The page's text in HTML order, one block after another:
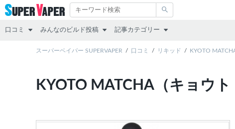
口コミ
スターターキット
みんなのビルド投稿
RDA
記事カテゴリー
その他
スーパーベイパー SUPERVAPER 口コミ リキッド KYOTO
KYOTO MATCHA（キョウ